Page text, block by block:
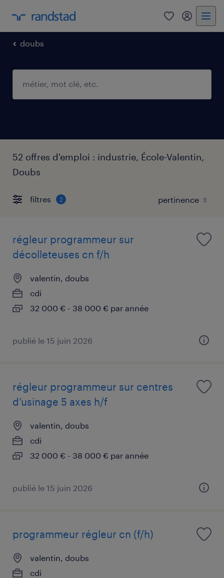
0 mon
doubs
52 offres d'emploi : industrie, École-Valentin,
Doubs
filtres 2
régleur programmeur sur
décolleteuses cn f/h
valentin, doubs
cdi
32 000 € - 38 000 € par année
publié le 15 juin 2026
régleur programmeur sur centres
d’usinage 5 axes h/f
valentin, doubs
cdi
32 000 € - 38 000 € par année
publié le 15 juin 2026
programmeur régleur cn (f/h)
valentin, doubs
cdi